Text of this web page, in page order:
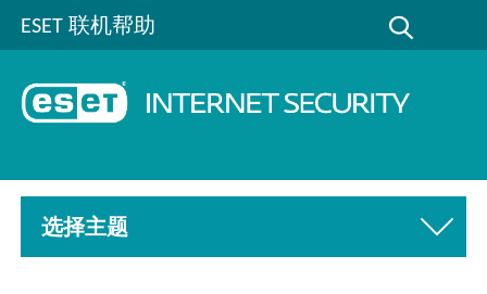
ESET 联机帮助
选择主题